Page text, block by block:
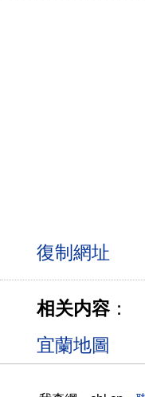
相关内容：
宜蘭地圖